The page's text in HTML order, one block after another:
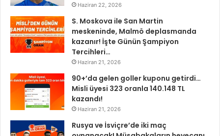
Haziran 22, 2026
S. Moskova ile San Martin
meskeninde, Malmö deplasmanda
kazanır! İşte Günün Şampiyon
Tercihleri…
Haziran 21, 2026
90+’da gelen goller kuponu getirdi…
Misli üyesi 323 oranla 140.148 TL
kazandı!
Haziran 21, 2026
Rusya ve İsviçre’de iki maç